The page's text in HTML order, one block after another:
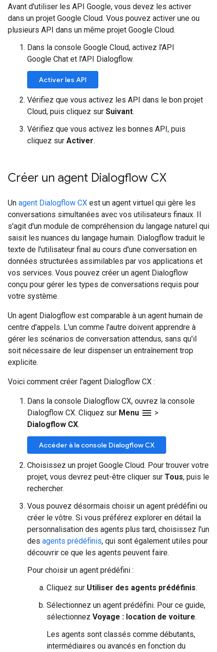
Avant d'utiliser les API Google, vous devez les activer
dans un projet Google Cloud. Vous pouvez activer une ou
plusieurs API dans un même projet Google Cloud.
Dans la console Google Cloud, activez l'API
Google Chat et l'API Dialogflow.
Activer les API
Vérifiez que vous activez les API dans le bon projet
Cloud, puis cliquez sur Suivant.
Vérifiez que vous activez les bonnes API, puis
cliquez sur Activer.
Créer un agent Dialogflow CX
Un agent Dialogflow CX est un agent virtuel qui gère les
conversations simultanées avec vos utilisateurs finaux. Il
s'agit d'un module de compréhension du langage naturel qui
saisit les nuances du langage humain. Dialogflow traduit le
texte de l'utilisateur final au cours d'une conversation en
données structurées assimilables par vos applications et
vos services. Vous pouvez créer un agent Dialogflow
conçu pour gérer les types de conversations requis pour
votre système.
Un agent Dialogflow est comparable à un agent humain de
centre d'appels. L'un comme l'autre doivent apprendre à
gérer les scénarios de conversation attendus, sans qu'il
soit nécessaire de leur dispenser un entraînement trop
explicite.
Voici comment créer l'agent Dialogflow CX :
Dans la console Dialogflow CX, ouvrez la console
Dialogflow CX. Cliquez sur Menu menu >
Dialogflow CX.
Accéder à la console Dialogflow CX
Choisissez un projet Google Cloud. Pour trouver votre
projet, vous devrez peut-être cliquer sur Tous, puis le
rechercher.
Vous pouvez désormais choisir un agent prédéfini ou
créer le vôtre. Si vous préférez explorer en détail la
personnalisation des agents plus tard, choisissez l'un
des agents prédéfinis, qui sont également utiles pour
découvrir ce que les agents peuvent faire.
Pour choisir un agent prédéfini :
Cliquez sur Utiliser des agents prédéfinis.
Sélectionnez un agent prédéfini. Pour ce guide,
sélectionnez Voyage : location de voiture.
Les agents sont classés comme débutants,
intermédiaires ou avancés en fonction du